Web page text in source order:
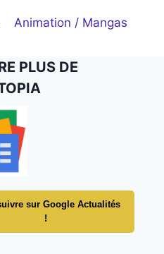
Animation / Mangas
PLUS DE
sur Google Actualités
!